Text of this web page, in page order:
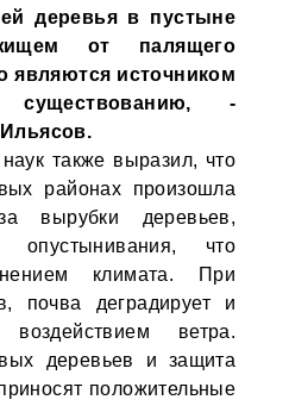
деревья в пустыне
от палящего
являются источником
-
также выразил, что
районах произошла
вырубки деревьев,
что
климата. При
почва деградирует и
ветра.
деревьев и защита
положительные